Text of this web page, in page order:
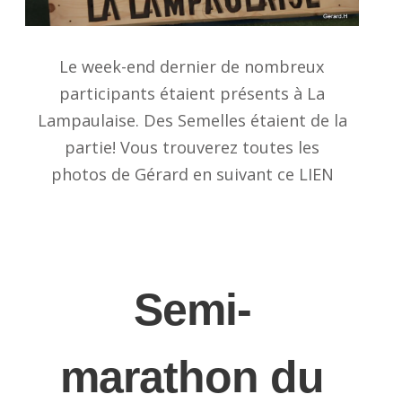
Le week-end dernier de nombreux
participants étaient présents à La
Lampaulaise. Des Semelles étaient de la
partie! Vous trouverez toutes les
photos de Gérard en suivant ce LIEN
Semi-
marathon du